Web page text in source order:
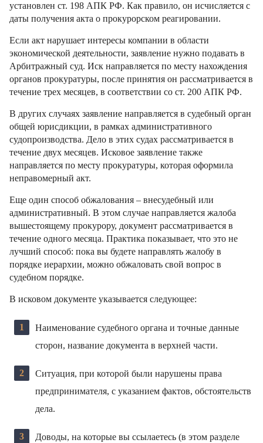
установлен ст. 198 АПК РФ. Как правило, он исчисляется с
даты получения акта о прокурорском реагировании.
Если акт нарушает интересы компании в области
экономической деятельности, заявление нужно подавать в
Арбитражный суд. Иск направляется по месту нахождения
органов прокуратуры, после принятия он рассматривается в
течение трех месяцев, в соответствии со ст. 200 АПК РФ.
В других случаях заявление направляется в судебный орган
общей юрисдикции, в рамках административного
судопроизводства. Дело в этих судах рассматривается в
течение двух месяцев. Исковое заявление также
направляется по месту прокуратуры, которая оформила
неправомерный акт.
Еще один способ обжалования – внесудебный или
административный. В этом случае направляется жалоба
вышестоящему прокурору, документ рассматривается в
течение одного месяца. Практика показывает, что это не
лучший способ: пока вы будете направлять жалобу в
порядке иерархии, можно обжаловать свой вопрос в
судебном порядке.
В исковом документе указывается следующее:
Наименование судебного органа и точные данные
сторон, название документа в верхней части.
Ситуация, при которой были нарушены права
предпринимателя, с указанием фактов, обстоятельств
дела.
Доводы, на которые вы ссылаетесь (в этом разделе